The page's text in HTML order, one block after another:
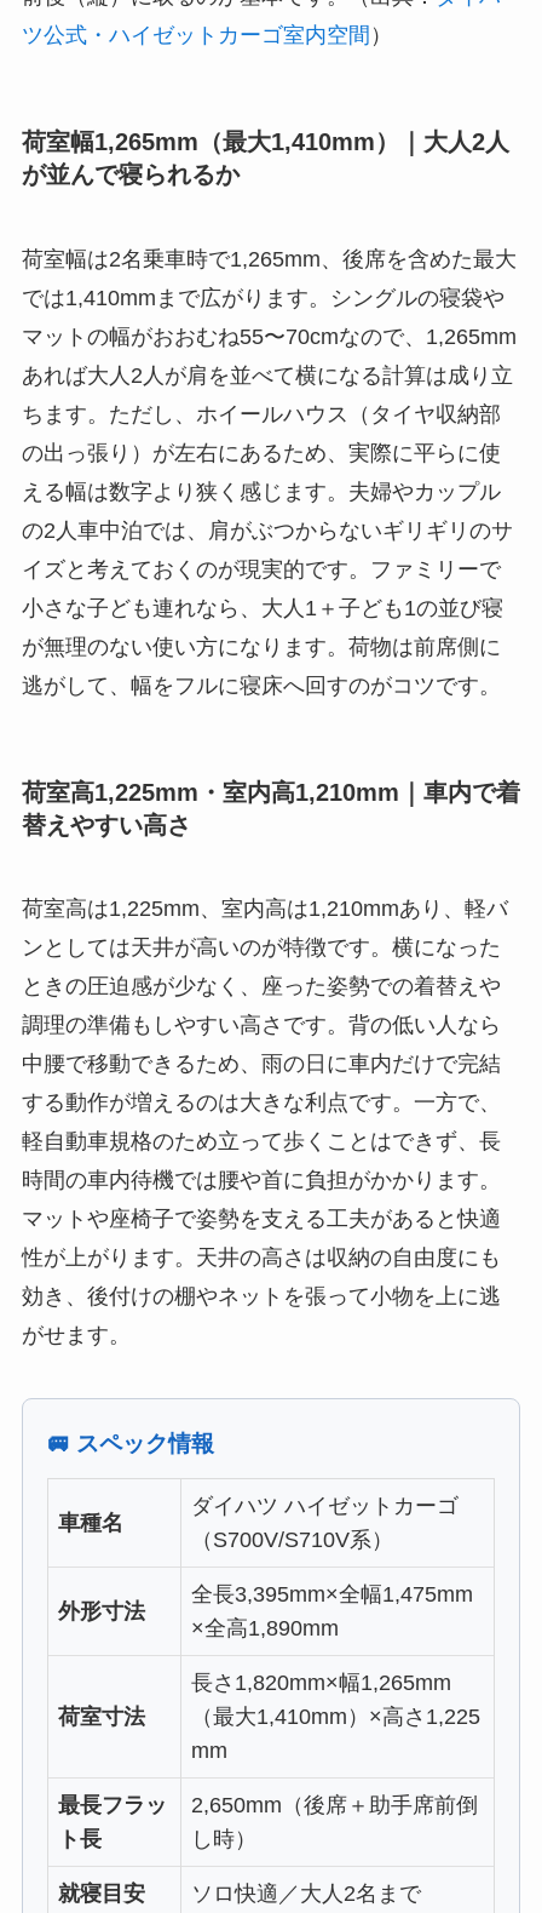
ツ公式・ハイゼットカーゴ室内空間 ）
荷室幅1,265mm（最大1,410mm）｜大人2人
が並んで寝られるか
荷室幅は2名乗車時で1,265mm、後席を含めた最大
では1,410mmまで広がります。シングルの寝袋や
マットの幅がおおむね55〜70cmなので、1,265mm
あれば大人2人が肩を並べて横になる計算は成り立
ちます。ただし、ホイールハウス（タイヤ収納部
の出っ張り）が左右にあるため、実際に平らに使
える幅は数字より狭く感じます。夫婦やカップル
の2人車中泊では、肩がぶつからないギリギリのサ
イズと考えておくのが現実的です。ファミリーで
小さな子ども連れなら、大人1＋子ども1の並び寝
が無理のない使い方になります。荷物は前席側に
逃がして、幅をフルに寝床へ回すのがコツです。
荷室高1,225mm・室内高1,210mm｜車内で着
替えやすい高さ
荷室高は1,225mm、室内高は1,210mmあり、軽バ
ンとしては天井が高いのが特徴です。横になった
ときの圧迫感が少なく、座った姿勢での着替えや
調理の準備もしやすい高さです。背の低い人なら
中腰で移動できるため、雨の日に車内だけで完結
する動作が増えるのは大きな利点です。一方で、
軽自動車規格のため立って歩くことはできず、長
時間の車内待機では腰や首に負担がかかります。
マットや座椅子で姿勢を支える工夫があると快適
性が上がります。天井の高さは収納の自由度にも
効き、後付けの棚やネットを張って小物を上に逃
がせます。
🚐 スペック情報
車種名
ダイハツ ハイゼットカーゴ
（S700V/S710V系）
外形寸法
全長3,395mm×全幅1,475mm
×全高1,890mm
荷室寸法
長さ1,820mm×幅1,265mm
（最大1,410mm）×高さ1,225
mm
最長フラッ
ト長
2,650mm（後席＋助手席前倒
し時）
就寝目安 ソロ快適／大人2名まで